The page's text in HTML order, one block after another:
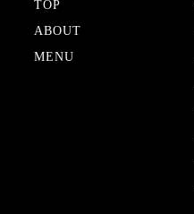
TOP
ABOUT
MENU